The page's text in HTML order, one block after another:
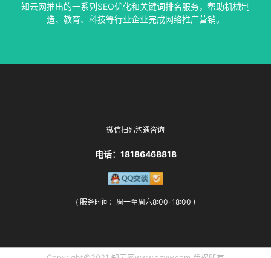
知云网推出的一系列SEO优化和关键词排名服务，帮助机械制
造、教育、科技等行业企业完成网络推广营销。
SEO服务中心
微信扫码沟通咨询
电话：18186468818
( 服务时间：周一至周六8:00-18:00 )